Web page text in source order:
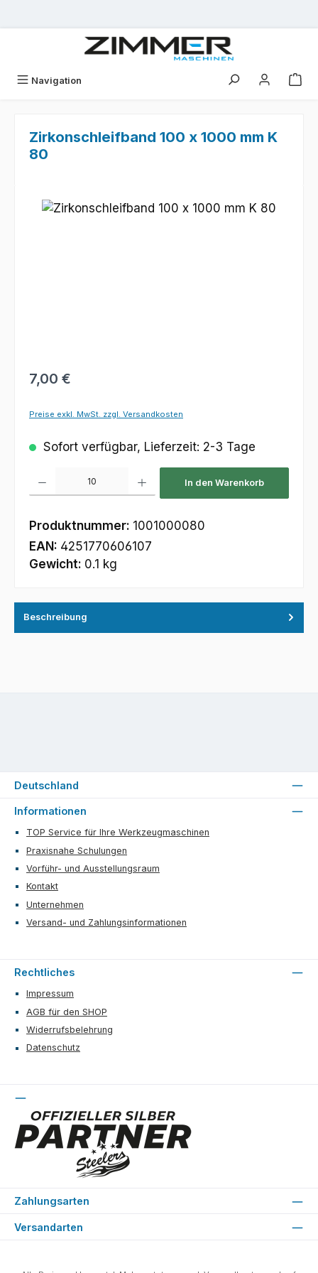
Navigation
Zirkonschleifband 100 x 1000 mm K
80
Bildergalerie überspringen
Regulärer Preis:
7,00 €
Preise exkl. MwSt. zzgl. Versandkosten
Sofort verfügbar, Lieferzeit: 2-3 Tage
In den Warenkorb
Produktnummer: 1001000080
EAN: 4251770606107
Gewicht: 0.1 kg
Beschreibung
Informationen
TOP Service für Ihre Werkzeugmaschinen
Praxisnahe Schulungen
Vorführ- und Ausstellungsraum
Kontakt
Unternehmen
Versand- und Zahlungsinformationen
Rechtliches
Impressum
AGB für den SHOP
Widerrufsbelehrung
Datenschutz
Zahlungsarten
Versandarten
Deutschland